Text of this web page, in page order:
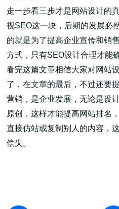
走一步看三步才是网站设计的
视SEO这一块，后期的发展必
的就是为了提高企业宣传和销
方式，只有SEO设计合理才能
看完这篇文章相信大家对网站
了，在文章的最后，不过还要
营销，是企业发展，无论是设
原创，这样才能提高网站排名
直接仿站或复制别人的内容，
偿失。